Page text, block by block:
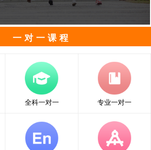
一对一课程
全科一对一 专业一对一